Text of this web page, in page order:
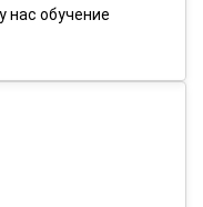
нас обучение